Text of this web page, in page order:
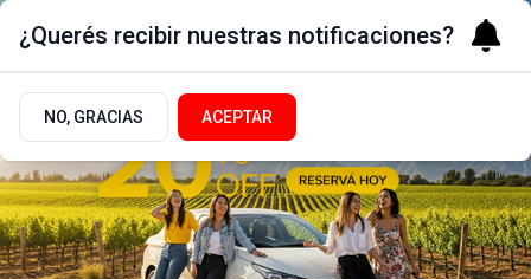
¿Querés recibir nuestras notificaciones?
NO, GRACIAS ACEPTAR